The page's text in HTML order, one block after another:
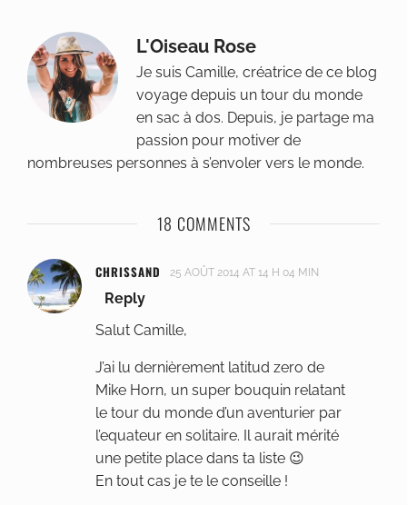
L'Oiseau Rose
Je suis Camille, créatrice de ce blog
voyage depuis un tour du monde
en sac à dos. Depuis, je partage ma
passion pour motiver de
nombreuses personnes à s’envoler vers le monde.
18 COMMENTS
CHRISSAND 25 AOÛT 2014 AT 14 H 04 MIN
Reply
Salut Camille,
J’ai lu dernièrement latitud zero de
Mike Horn, un super bouquin relatant
le tour du monde d’un aventurier par
l’equateur en solitaire. Il aurait mérité
une petite place dans ta liste 😉
En tout cas je te le conseille !